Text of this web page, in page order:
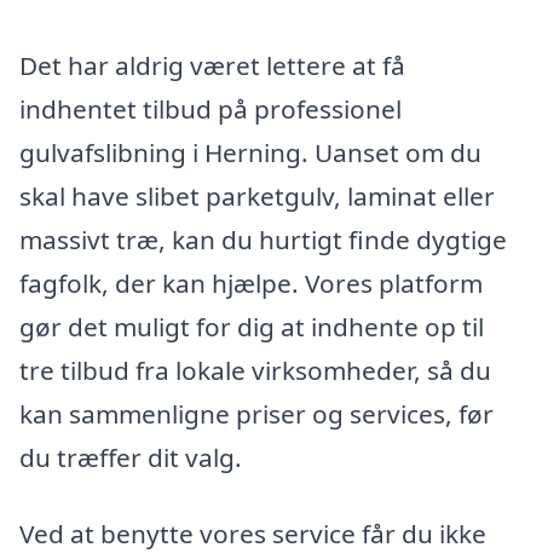
Det har aldrig været lettere at få
indhentet tilbud på professionel
gulvafslibning i Herning. Uanset om du
skal have slibet parketgulv, laminat eller
massivt træ, kan du hurtigt finde dygtige
fagfolk, der kan hjælpe. Vores platform
gør det muligt for dig at indhente op til
tre tilbud fra lokale virksomheder, så du
kan sammenligne priser og services, før
du træffer dit valg.
Ved at benytte vores service får du ikke